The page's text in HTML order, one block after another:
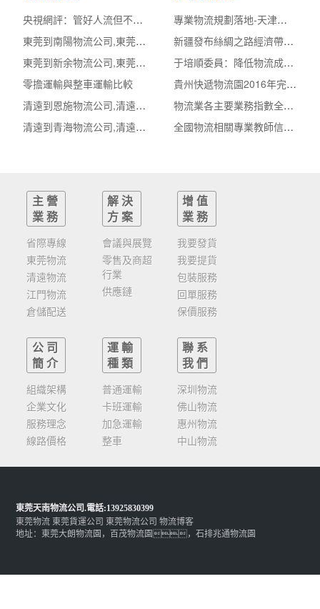
央視網評：管好人流但不要管死物流
東莞到南陽物流公司,東莞整車物流到南陽,東莞至南陽物流專線 - 天南
東莞到新余物流公司,東莞整車物流到新余,東莞至新余物流專線 - 天南
零擔運輸與整車運輸比較
清遠到恩施物流公司,清遠整車物流到恩施,清遠至恩施物流專線 - 天南
清遠到青海物流公司,清遠整車物流到青海,清遠至青海物流專線 - 天南
專業物流規劃落地-天津市快遞專業類物流專項規
新疆發布絲綢之路經濟帶核心區商貿物流中心建
于培順委員：降低物流成本不是沒有物流成本
貴州快遞物流園2016年完成快件量逾3億票 產值超
物流業各主要業務指數全部翻紅
全國物流相關專業教師信息化大賽啟動
主營
業務
省際專線
東莞物流
清遠物流
江門物流
倉儲配送
解決
方案
會議與展覽
零售及商超
行業
供應鏈
增值
業務
我要發貨
我要提貨
包裝服務
回單服務
保價服務
公司
簡介
組織架構
企業文化
服務理念
線路價格
運輸
種類
普通運輸
卡班運輸
加急運輸
整車
聯系
我們
深圳物流
佛山物流
惠州物流
中山物流
東莞天南物流公司.電話:13925830399
東莞物流 東莞貨運公司 東莞物流公司 物流博客
地址：東莞大朗物流園，百茂物流園，石排兆通物流園